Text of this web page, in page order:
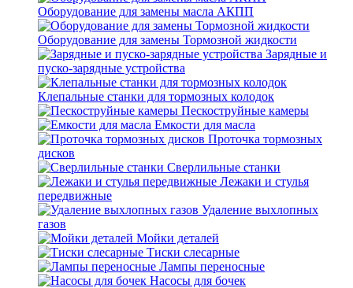
Оборудование для замены масла АКПП
Оборудование для замены Тормозной жидкости
Зарядные и
пуско-зарядные устройства
Клепальные станки для тормозных колодок
Пескоструйные камеры
Емкости для масла
Проточка тормозных
дисков
Сверлильные станки
Лежаки и стулья
передвижные
Удаление выхлопных
газов
Мойки деталей
Тиски слесарные
Лампы переносные
Насосы для бочек